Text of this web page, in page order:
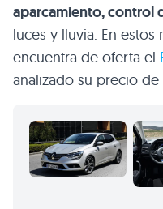
aparcamiento, control
luces y lluvia. En
encuentra de oferta el
analizado su precio de